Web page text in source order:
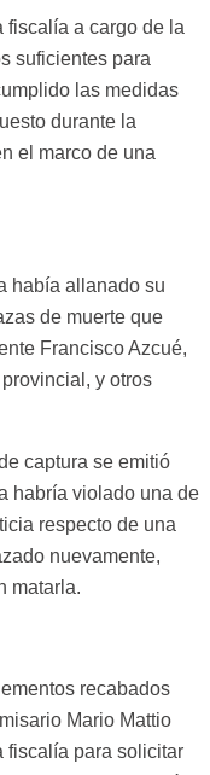
fiscalía a cargo de la
suficientes para
las medidas
durante la
el marco de una
había allanado su
de muerte que
Francisco Azcué,
y otros
captura se emitió
habría violado una de
respecto de una
nuevamente,
matarla.
recabados
Mario Mattio
fiscalía para solicitar